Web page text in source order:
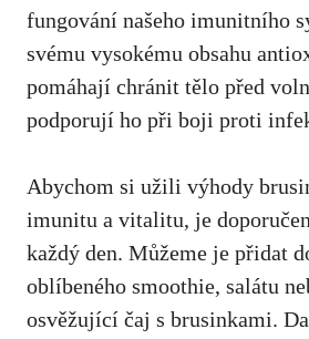
fungování našeho imunitního
svému vysokému obsahu
pomáhají chránit tělo před
podporují ho při boji proti
Abychom si užili výhody
imunitu a vitalitu, je
každý den. Můžeme je přidat
oblíbeného smoothie, salátu
osvěžující čaj s brusinkami.